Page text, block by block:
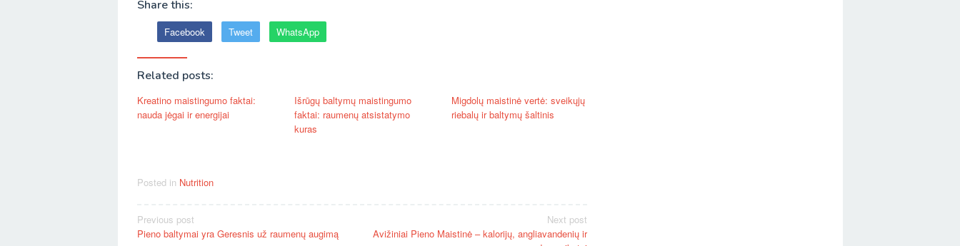
Share this:
Facebook Tweet WhatsApp
Related posts:
Kreatino maistingumo faktai:
nauda jėgai ir energijai
Išrūgų baltymų maistingumo
faktai: raumenų atsistatymo
kuras
Migdolų maistinė vertė: sveikųjų
riebalų ir baltymų šaltinis
Posted in Nutrition
Post
Previous post
Pieno baltymai yra Geresnis už raumenų augimą
Next post
Avižiniai Pieno Maistinė – kalorijų, angliavandenių ir